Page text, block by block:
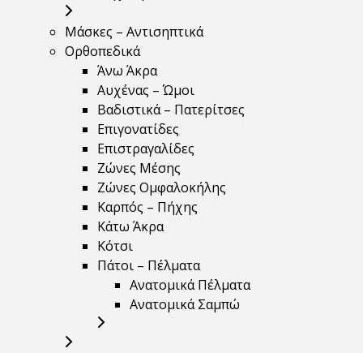
Μάσκες – Αντισηπτικά
Ορθοπεδικά
Άνω Άκρα
Αυχένας – Ώμοι
Βαδιστικά – Πατερίτσες
Επιγονατίδες
Επιστραγαλίδες
Ζώνες Μέσης
Ζώνες Ομφαλοκήλης
Καρπός – Πήχης
Κάτω Άκρα
Κότσι
Πάτοι – Πέλματα
Ανατομικά Πέλματα
Ανατομικά Σαμπώ